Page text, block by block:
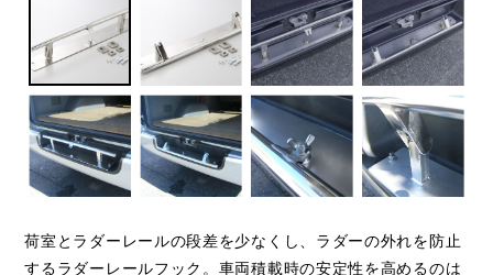
荷室とラダーレールの段差を少なくし、ラダーの外れを防止
するラダーレールフック。車両積載時の安定性を高めるのは